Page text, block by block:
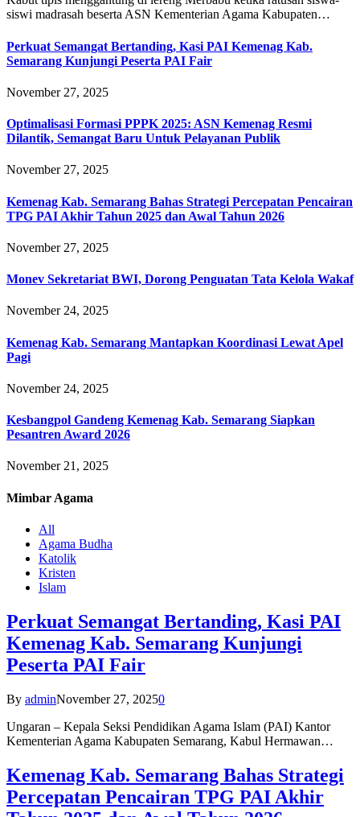
siswi madrasah beserta ASN Kementerian Agama Kabupaten…
Perkuat Semangat Bertanding, Kasi PAI Kemenag Kab.
Semarang Kunjungi Peserta PAI Fair
November 27, 2025
Optimalisasi Formasi PPPK 2025: ASN Kemenag Resmi
Dilantik, Semangat Baru Untuk Pelayanan Publik
November 27, 2025
Kemenag Kab. Semarang Bahas Strategi Percepatan Pencairan
TPG PAI Akhir Tahun 2025 dan Awal Tahun 2026
November 27, 2025
Monev Sekretariat BWI, Dorong Penguatan Tata Kelola Wakaf
November 24, 2025
Kemenag Kab. Semarang Mantapkan Koordinasi Lewat Apel
Pagi
November 24, 2025
Kesbangpol Gandeng Kemenag Kab. Semarang Siapkan
Pesantren Award 2026
November 21, 2025
Mimbar Agama
All
Agama Budha
Katolik
Kristen
Islam
Perkuat Semangat Bertanding, Kasi PAI
Kemenag Kab. Semarang Kunjungi
Peserta PAI Fair
By adminNovember 27, 20250
Ungaran – Kepala Seksi Pendidikan Agama Islam (PAI) Kantor
Kementerian Agama Kabupaten Semarang, Kabul Hermawan…
Kemenag Kab. Semarang Bahas Strategi
Percepatan Pencairan TPG PAI Akhir